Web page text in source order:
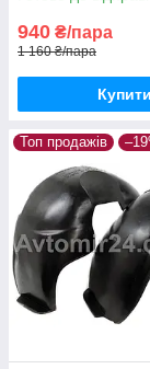
940 ₴/пара
1 160 ₴/пара
Купити
Топ продажів